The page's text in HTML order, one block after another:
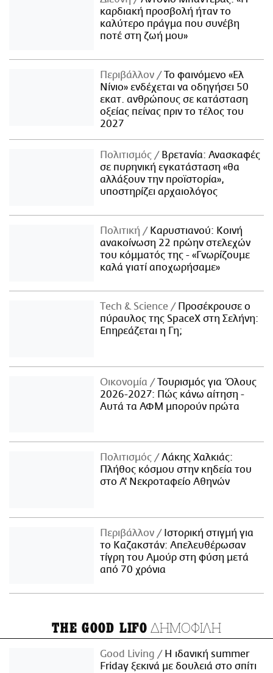
καρδιακή προσβολή ήταν το
καλύτερο πράγμα που συνέβη
ποτέ στη ζωή μου»
Περιβάλλον
Το φαινόμενο «Ελ
Νίνιο» ενδέχεται να οδηγήσει 50
εκατ. ανθρώπους σε κατάσταση
οξείας πείνας πριν το τέλος του
2027
Πολιτισμός
Βρετανία: Ανασκαφές
σε πυρηνική εγκατάσταση «θα
αλλάξουν την προϊστορία»,
υποστηρίζει αρχαιολόγος
Πολιτική
Καρυστιανού: Κοινή
ανακοίνωση 22 πρώην στελεχών
του κόμματός της - «Γνωρίζουμε
καλά γιατί αποχωρήσαμε»
Τech & Science
Προσέκρουσε ο
πύραυλος της SpaceX στη Σελήνη:
Επηρεάζεται η Γη;
Οικονομία
Τουρισμός για Όλους
2026-2027: Πώς κάνω αίτηση -
Αυτά τα ΑΦΜ μπορούν πρώτα
Πολιτισμός
Λάκης Χαλκιάς:
Πλήθος κόσμου στην κηδεία του
στο Α' Νεκροταφείο Αθηνών
Περιβάλλον
Ιστορική στιγμή για
το Καζακστάν: Απελευθέρωσαν
τίγρη του Αμούρ στη φύση μετά
από 70 χρόνια
THE GOOD LIFO ΔΗΜΟΦΙΛΗ
Good Living
Η ιδανική summer
Friday ξεκινά με δουλειά στο σπίτι